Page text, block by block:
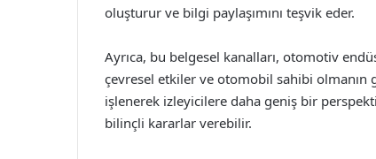
oluşturur ve bilgi paylaşımını teşvik eder.
Ayrıca, bu belgesel kanalları, otomotiv
çevresel etkiler ve otomobil sahibi
işlenerek izleyicilere daha geniş bir
bilinçli kararlar verebilir.